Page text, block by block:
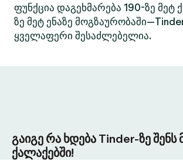
ფუნქცია დაგეხმარება 190-ზე მეტ
ზე მეტ ენაზე
ყველაფერი შესაძლებელია.
გაიგე რა ხდება Tinder-ზე
ქალაქებში!